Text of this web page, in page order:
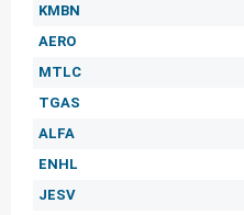
KMBN
AERO
MTLC
TGAS
ALFA
ENHL
JESV